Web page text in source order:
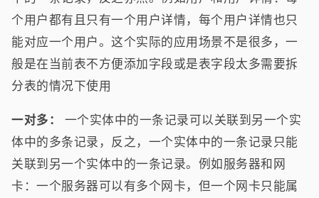
个用户都有且只有一个用户详情，每个用户详情也只
能对应一个用户。这个实际的应用场景不是很多，一
般是在当前表不方便添加字段或是表字段太多需要拆
分表的情况下使用
一对多：
一个实体中的一条记录可以关联到另一个实
体中的多条记录，反之，一个实体中的一条记录只能
关联到另一个实体中的一条记录。例如服务器和网
卡：一个服务器可以有多个网卡，但一个网卡只能属